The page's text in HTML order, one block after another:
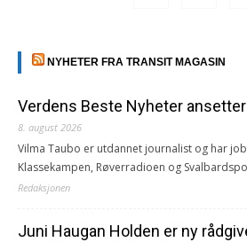
NYHETER FRA TRANSIT MAGASIN
Verdens Beste Nyheter
8. august 2026
Vilma Taubo er utdannet journalist og har
Klassekampen, Røverradioen og
Redaksjonen
Juni Haugan Holden er ny